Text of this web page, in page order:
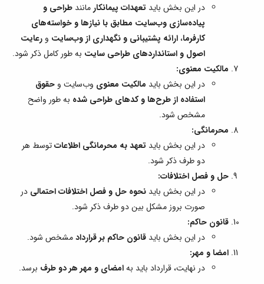
در این بخش باید تعهدات پیمانکار مانند طراحی و
پیاده‌سازی وب‌سایت مطابق با نیازها و خواسته‌های
کارفرما،ارائه پشتیبانی و نگهداری از وب‌سایت و رعایت
اصول و استانداردهای طراحی سایت به طور کامل ذکر شود.
مالکیت معنوی:
در این بخش باید مالکیت معنوی وب‌سایت و حقوق
استفاده از طرح‌ها و کدهای طراحی شده به طور واضح
مشخص شود.
محرمانگی:
در این بخش باید تعهد به محرمانگی اطلاعاتتوسط هر
دو طرف ذکر شود.
حل و فصل اختلافات:
در این بخش باید نحوه حل و فصل اختلافات احتمالی در
صورت بروز مشکل بین دو طرف ذکر شود.
قانون حاکم:
در این بخش باید قانون حاکم بر قراردادمشخص شود.
امضا و مهر:
در نهایت، قرارداد باید بهامضای و مهر هر دو طرف برسد.